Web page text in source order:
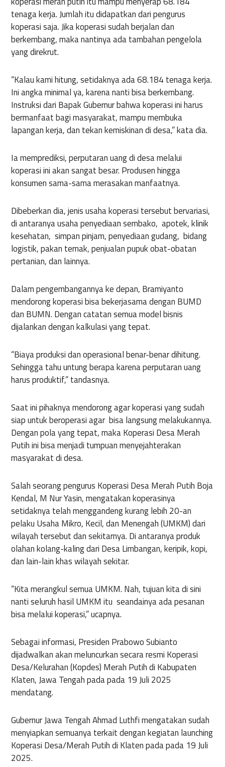
tenaga kerja. Jumlah itu didapatkan dari pengurus
koperasi saja. Jika koperasi sudah berjalan dan
berkembang, maka nantinya ada tambahan pengelola
yang direkrut.
“Kalau kami hitung, setidaknya ada 68.184 tenaga kerja.
Ini angka minimal ya, karena nanti bisa berkembang.
Instruksi dari Bapak Gubernur bahwa koperasi ini harus
bermanfaat bagi masyarakat, mampu membuka
lapangan kerja, dan tekan kemiskinan di desa,” kata dia.
Ia memprediksi, perputaran uang di desa melalui
koperasi ini akan sangat besar. Produsen hingga
konsumen sama-sama merasakan manfaatnya.
Dibeberkan dia, jenis usaha koperasi tersebut bervariasi,
di antaranya usaha penyediaan sembako, apotek, klinik
kesehatan, simpan pinjam, penyediaan gudang, bidang
logistik, pakan ternak, penjualan pupuk obat-obatan
pertanian, dan lainnya.
Dalam pengembangannya ke depan, Bramiyanto
mendorong koperasi bisa bekerjasama dengan BUMD
dan BUMN. Dengan catatan semua model bisnis
dijalankan dengan kalkulasi yang tepat.
“Biaya produksi dan operasional benar-benar dihitung.
Sehingga tahu untung berapa karena perputaran uang
harus produktif,” tandasnya.
Saat ini pihaknya mendorong agar koperasi yang sudah
siap untuk beroperasi agar bisa langsung melakukannya.
Dengan pola yang tepat, maka Koperasi Desa Merah
Putih ini bisa menjadi tumpuan menyejahterakan
masyarakat di desa.
Salah seorang pengurus Koperasi Desa Merah Putih Boja
Kendal, M Nur Yasin, mengatakan koperasinya
setidaknya telah menggandeng kurang lebih 20-an
pelaku Usaha Mikro, Kecil, dan Menengah (UMKM) dari
wilayah tersebut dan sekitarnya. Di antaranya produk
olahan kolang-kaling dari Desa Limbangan, keripik, kopi,
dan lain-lain khas wilayah sekitar.
“Kita merangkul semua UMKM. Nah, tujuan kita di sini
nanti seluruh hasil UMKM itu seandainya ada pesanan
bisa melalui koperasi,” ucapnya.
Sebagai informasi, Presiden Prabowo Subianto
dijadwalkan akan meluncurkan secara resmi Koperasi
Desa/Kelurahan (Kopdes) Merah Putih di Kabupaten
Klaten, Jawa Tengah pada pada 19 Juli 2025
mendatang.
Gubernur Jawa Tengah Ahmad Luthfi mengatakan sudah
menyiapkan semuanya terkait dengan kegiatan launching
Koperasi Desa/Merah Putih di Klaten pada pada 19 Juli
2025.